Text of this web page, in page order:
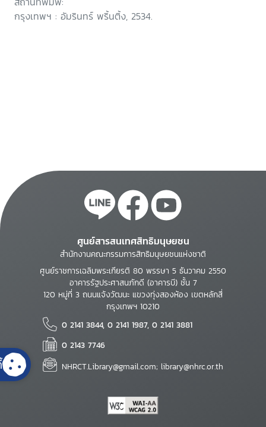
กรุงเทพฯ : อัมรินทร์ พริ้นติ้ง, 2534.
ศูนย์สารสนเทศสิทธิมนุษยชน
สำนักงานคณะกรรมการสิทธิมนุษยชนแห่งชาติ
ศูนย์ราชการเฉลิมพระเกียรติ 80 พรรษา 5 ธันวาคม 2550
อาคารรัฐประศาสนภักดี (อาคารบี) ชั้น 7
120 หมู่ที่ 3 ถนนแจ้งวัฒนะ แขวงทุ่งสองห้อง เขตหลักสี่
กรุงเทพฯ 10210
0 2141 3844, 0 2141 1987, 0 2141 3881
0 2143 7746
NHRCT.Library@gmail.com; library@nhrc.or.th